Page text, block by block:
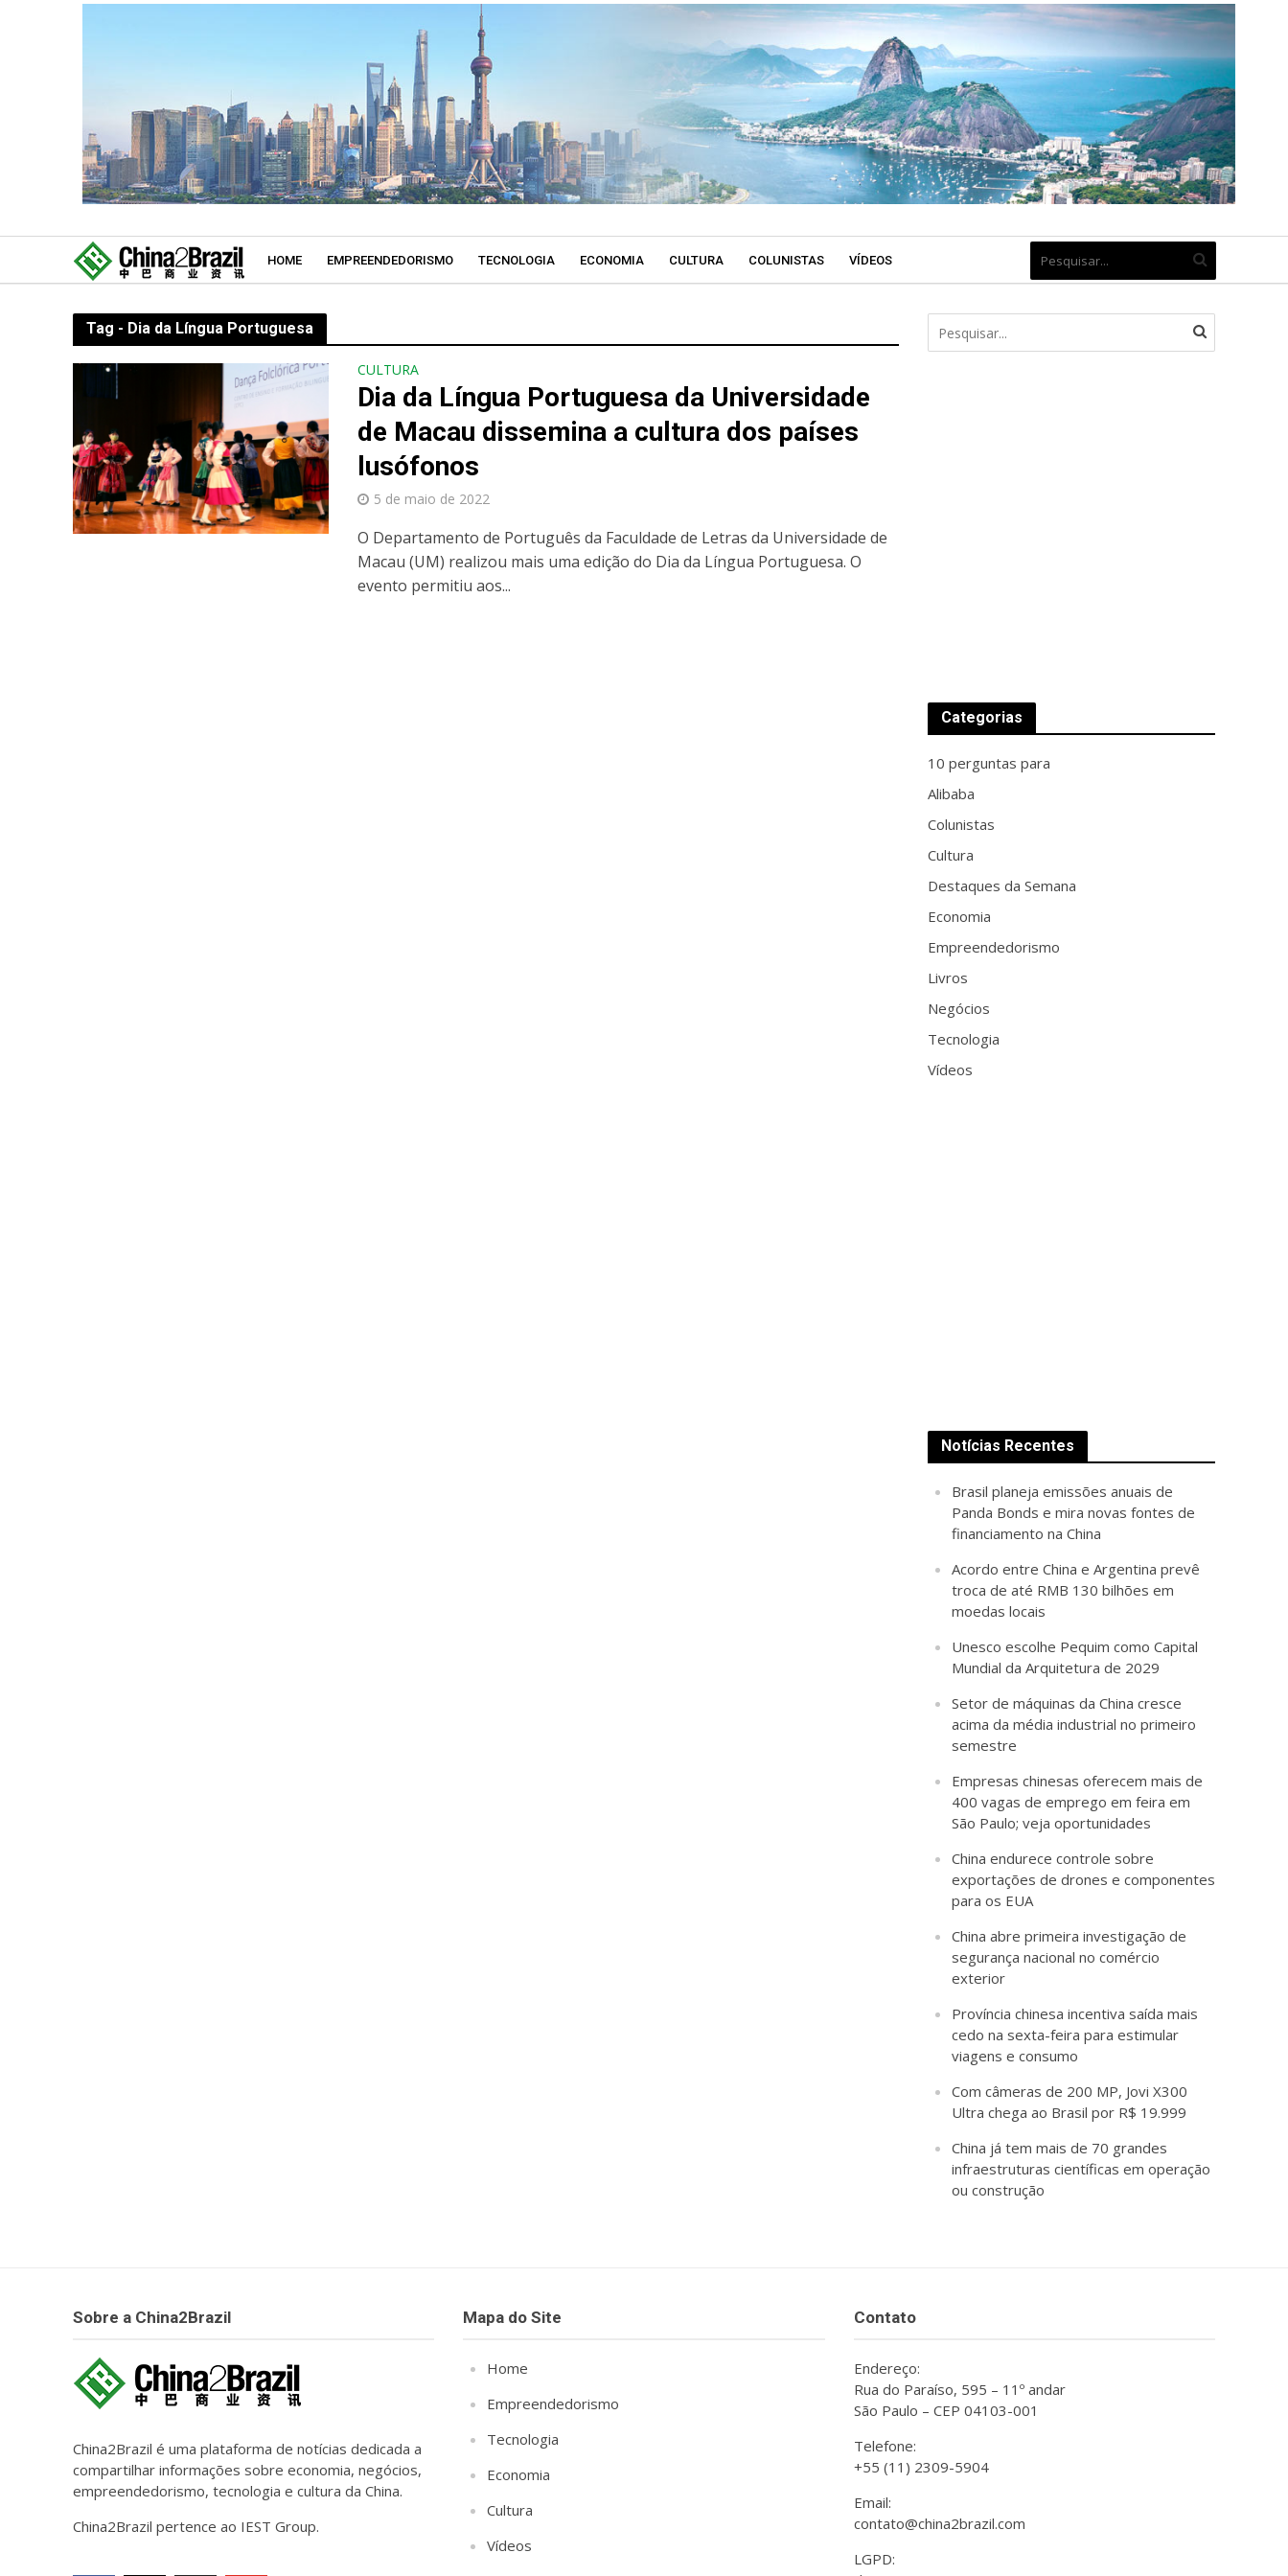
HOME EMPREENDEDORISMO TECNOLOGIA ECONOMIA CULTURA COLUNISTAS VÍDEOS
Tag - Dia da Língua Portuguesa
CULTURA
Dia da Língua Portuguesa da Universidade
de Macau dissemina a cultura dos países
lusófonos
5 de maio de 2022
O Departamento de Português da Faculdade de Letras da Universidade de
Macau (UM) realizou mais uma edição do Dia da Língua Portuguesa. O
evento permitiu aos...
Categorias
10 perguntas para
Alibaba
Colunistas
Cultura
Destaques da Semana
Economia
Empreendedorismo
Livros
Negócios
Tecnologia
Vídeos
Notícias Recentes
Brasil planeja emissões anuais de
Panda Bonds e mira novas fontes de
financiamento na China
Acordo entre China e Argentina prevê
troca de até RMB 130 bilhões em
moedas locais
Unesco escolhe Pequim como Capital
Mundial da Arquitetura de 2029
Setor de máquinas da China cresce
acima da média industrial no primeiro
semestre
Empresas chinesas oferecem mais de
400 vagas de emprego em feira em
São Paulo; veja oportunidades
China endurece controle sobre
exportações de drones e componentes
para os EUA
China abre primeira investigação de
segurança nacional no comércio
exterior
Província chinesa incentiva saída mais
cedo na sexta-feira para estimular
viagens e consumo
Com câmeras de 200 MP, Jovi X300
Ultra chega ao Brasil por R$ 19.999
China já tem mais de 70 grandes
infraestruturas científicas em operação
ou construção
Sobre a China2Brazil
China2Brazil é uma plataforma de notícias dedicada a
compartilhar informações sobre economia, negócios,
empreendedorismo, tecnologia e cultura da China.
China2Brazil pertence ao IEST Group.
Mapa do Site
Home
Empreendedorismo
Tecnologia
Economia
Cultura
Vídeos
Contato
Endereço:
Rua do Paraíso, 595 – 11º andar
São Paulo – CEP 04103-001
Telefone:
+55 (11) 2309-5904
Email:
contato@china2brazil.com
LGPD: